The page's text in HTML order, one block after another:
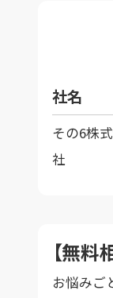
社名
その6株
社
【無料
お悩みご